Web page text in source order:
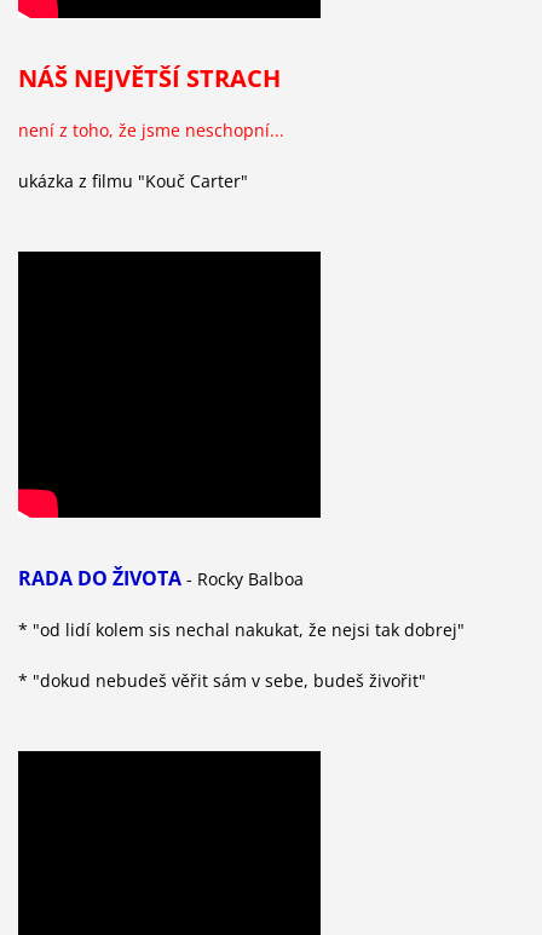
NÁŠ NEJVĚTŠÍ STRACH
není z toho, že jsme neschopní...
ukázka z filmu "Kouč Carter"
RADA DO ŽIVOTA - Rocky Balboa
* "od lidí kolem sis nechal nakukat, že nejsi tak dobrej"
* "dokud nebudeš věřit sám v sebe, budeš živořit"